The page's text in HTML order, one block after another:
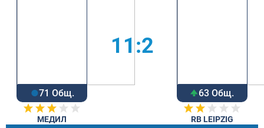
71 Общ.
МЕДИЛ
11:2
63 Общ.
RB LEIPZIG